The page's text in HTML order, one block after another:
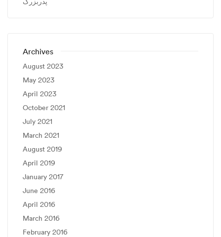
Archives
August 2023
May 2023
April 2023
October 2021
July 2021
March 2021
August 2019
April 2019
January 2017
June 2016
April 2016
March 2016
February 2016